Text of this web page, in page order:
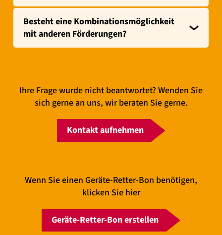
Besteht eine Kombinationsmöglichkeit
mit anderen Förderungen?
Ihre Frage wurde nicht beantwortet? Wenden Sie
sich gerne an uns, wir beraten Sie gerne.
Kontakt aufnehmen
Wenn Sie einen Geräte-Retter-Bon benötigen,
klicken Sie hier
Geräte-Retter-Bon erstellen